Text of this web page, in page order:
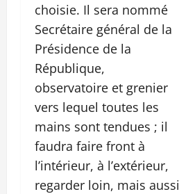
choisie. Il sera nommé
Secrétaire général de la
Présidence de la
République,
observatoire et grenier
vers lequel toutes les
mains sont tendues ; il
faudra faire front à
l’intérieur, à l’extérieur,
regarder loin, mais aussi